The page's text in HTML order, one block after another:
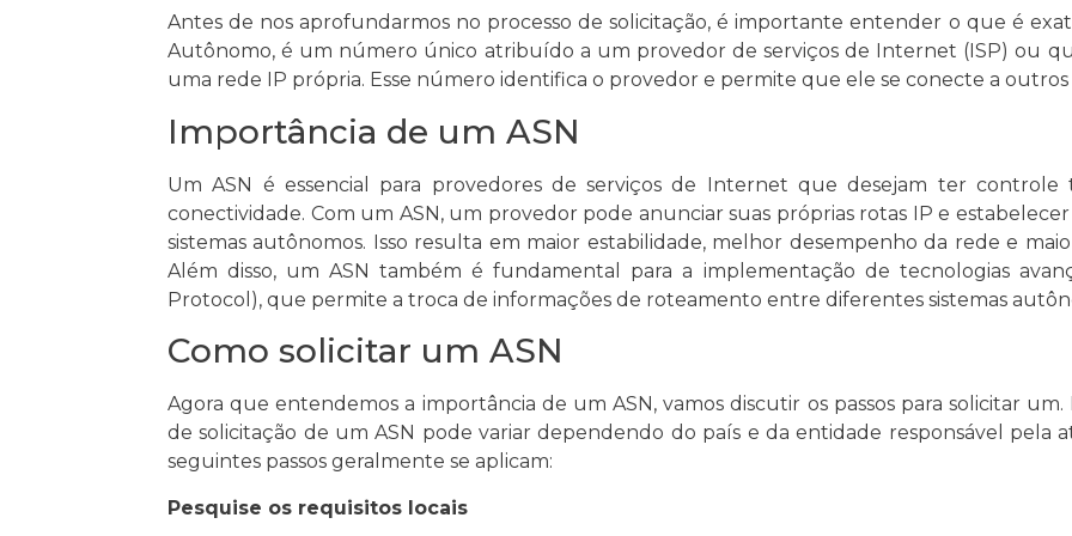
Antes de nos aprofundarmos no processo de solicitação, é importante entender o que é
Autônomo, é um número único atribuído a um provedor de serviços de Internet (ISP) ou
uma rede IP própria. Esse número identifica o provedor e permite que ele se conecte a
Importância de um ASN
Um ASN é essencial para provedores de serviços de Internet que desejam ter
conectividade. Com um ASN, um provedor pode anunciar suas próprias rotas IP e
sistemas autônomos. Isso resulta em maior estabilidade, melhor desempenho da rede e
Além disso, um ASN também é fundamental para a implementação de tecnologias
Protocol), que permite a troca de informações de roteamento entre diferentes sistemas
Como solicitar um ASN
Agora que entendemos a importância de um ASN, vamos discutir os passos para solicitar
de solicitação de um ASN pode variar dependendo do país e da entidade responsável pela
seguintes passos geralmente se aplicam:
Pesquise os requisitos locais